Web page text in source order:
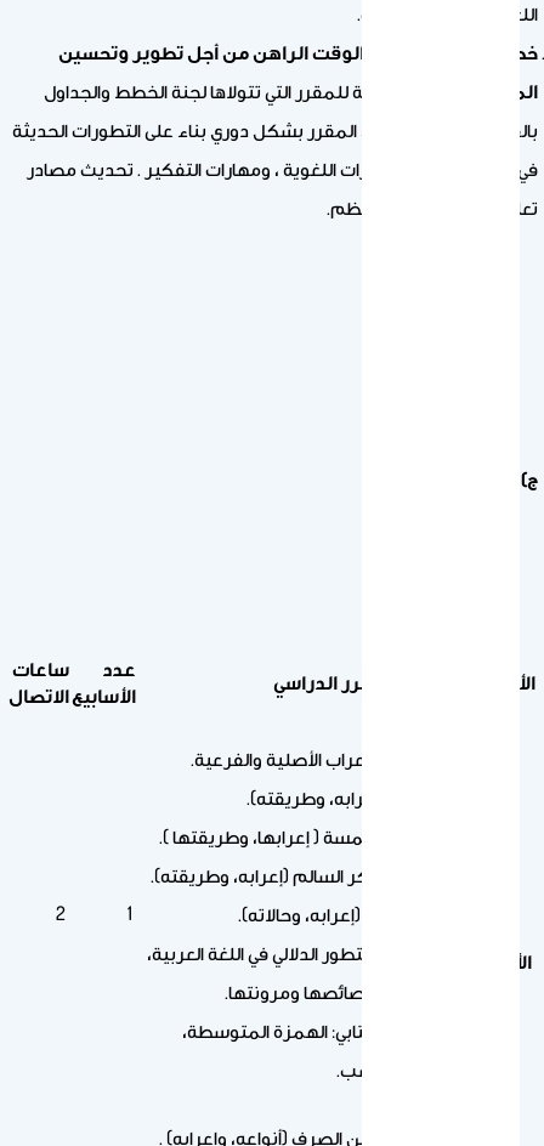
اللغوي العام لدى الطالب.
خطط يتم تنفيذها في الوقت الراهن من أجل تطوير وتحسين
المقرر:
المراجعة الدورية للمقرر التي تتولاها لجنة الخطط والجداول
بالقسم. تحديث محتوى المقرر بشكل دوري بناء على التطورات الحديثة
في مجال اكتساب المهارات اللغوية ، ومهارات التفكير . تحديث مصادر
تعلم المقرر بشكل منتظم.
ج) وصف المقرر:
الأسبوع مفردات المقرر الدراسي
عدد
الأسابيع
ساعات
الاتصال
الأول
علامات الإعراب الأصلية والفرعية.
المثنى (إعرابه، وطريقته).
الأفعال الخمسة ( إعرابها، وطريقتها ).
جمع المذكر السالم (إعرابه، وطريقته).
المنقوص (إعرابه، وحالاته).
التعريف بالتطور الدلالي في اللغة العربية،
وأنَّه من خصائصها ومرونتها.
الرسم الكتابي: الهمزة المتوسطة،
تنوين النصب.
الممنوع من الصرف (أنواعه، وإعرابه) .